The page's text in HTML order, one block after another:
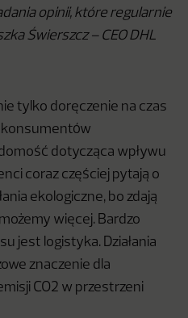
opinii, które regularnie
Świerszcz – CEO DHL
tylko doręczenie na czas
konsumentów
dotycząca wpływu
coraz częściej pytają o
ekologiczne, bo zdają
więcej. Bardzo
jest logistyka. Działania
znaczenie dla
CO2 w przestrzeni